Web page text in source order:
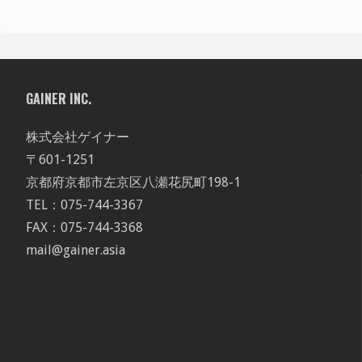
GAINER INC.
株式会社ゲイナー
〒601-1251
京都府京都市左京区八瀬花尻町198-1
TEL：075-744-3367
FAX：075-744-3368
mail@gainer.asia